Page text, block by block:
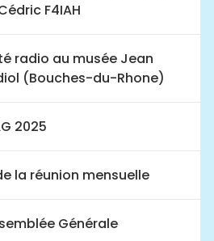
F4IAH
radio au musée Jean
(Bouches-du-Rhone)
2025
la réunion mensuelle
Générale